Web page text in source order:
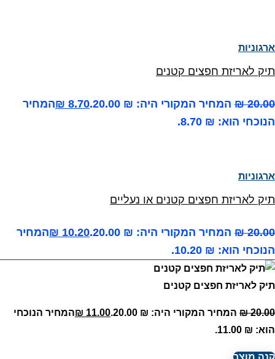
ארגוניות
תיק לאריזת חפצים קטנים
₪20.00 המחיר המקורי היה: ₪ 20.00. ₪ 8.70
המחיר
הנוכחי הוא: ₪ 8.70.
ארגוניות
תיק לאריזת חפצים קטנים או נעליים
₪20.00 המחיר המקורי היה: ₪ 20.00. ₪ 10.20
המחיר
הנוכחי הוא: ₪ 10.20.
תיק לאריזת חפצים קטנים
₪20.00 המחיר המקורי היה: ₪ 20.00. ₪ 11.00
המחיר הנוכחי
הוא: ₪ 11.00.
קנה מוצר